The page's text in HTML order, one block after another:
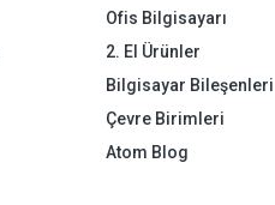
Ofis Bilgisayarı
2. El Ürünler
Bilgisayar Bileşenleri
Çevre Birimleri
Atom Blog